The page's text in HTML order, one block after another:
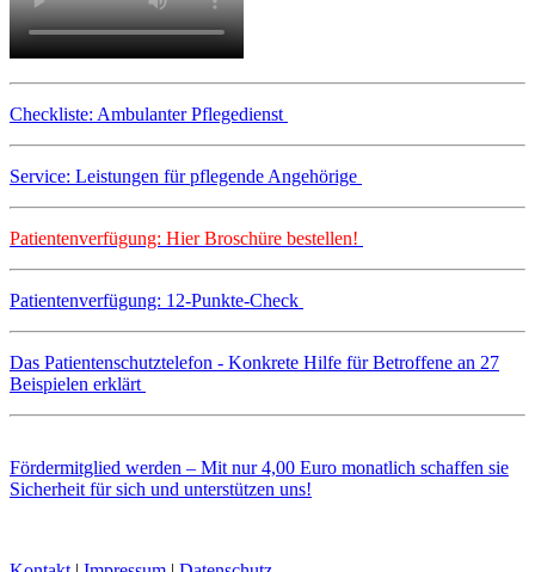
Checkliste: Ambulanter Pflegedienst
Service: Leistungen für pflegende Angehörige
Patientenverfügung: Hier Broschüre bestellen!
Patientenverfügung: 12-Punkte-Check
Das Patientenschutztelefon - Konkrete Hilfe für Betroffene an 27
Beispielen erklärt
Fördermitglied werden – Mit nur 4,00 Euro monatlich schaffen sie
Sicherheit für sich und unterstützen uns!